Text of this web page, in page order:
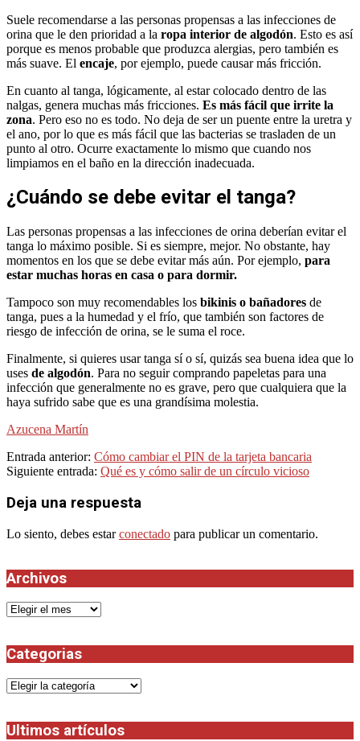
Suele recomendarse a las personas propensas a las infecciones de
orina que le den prioridad a la ropa interior de algodón. Esto es así
porque es menos probable que produzca alergias, pero también es
más suave. El encaje, por ejemplo, puede causar más fricción.
En cuanto al tanga, lógicamente, al estar colocado dentro de las
nalgas, genera muchas más fricciones. Es más fácil que irrite la
zona. Pero eso no es todo. No deja de ser un puente entre la uretra y
el ano, por lo que es más fácil que las bacterias se trasladen de un
punto al otro. Ocurre exactamente lo mismo que cuando nos
limpiamos en el baño en la dirección inadecuada.
¿Cuándo se debe evitar el tanga?
Las personas propensas a las infecciones de orina deberían evitar el
tanga lo máximo posible. Si es siempre, mejor. No obstante, hay
momentos en los que se debe evitar más aún. Por ejemplo, para
estar muchas horas en casa o para dormir.
Tampoco son muy recomendables los bikinis o bañadores de
tanga, pues a la humedad y el frío, que también son factores de
riesgo de infección de orina, se le suma el roce.
Finalmente, si quieres usar tanga sí o sí, quizás sea buena idea que lo
uses de algodón. Para no seguir comprando papeletas para una
infección que generalmente no es grave, pero que cualquiera que la
haya sufrido sabe que es una grandísima molestia.
Azucena Martín
2024-
09-
Entrada anterior: Cómo cambiar el PIN de la tarjeta bancaria
Siguiente entrada: Qué es y cómo salir de un círculo vicioso
Deja una respuesta
Lo siento, debes estarconectado para publicar un comentario.
Archivos
Archivos
Categorias
Categorias
Ultimos artículos